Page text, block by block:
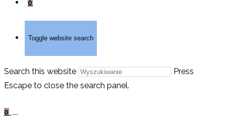
0
Toggle website search
Search this website
Press
Escape to close the search panel.
0